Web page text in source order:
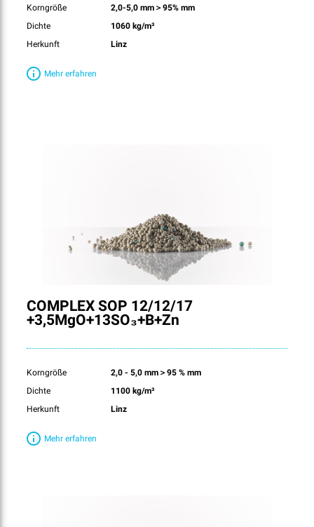
Korngröße
2,0-5,0 mm＞95% mm
Dichte
1060 kg/m³
Herkunft
Linz
Mehr erfahren
COMPLEX SOP 12/12/17
+3,5MgO+13SO₃+B+Zn
Korngröße
2,0 - 5,0 mm＞95 % mm
Dichte
1100 kg/m³
Herkunft
Linz
Mehr erfahren